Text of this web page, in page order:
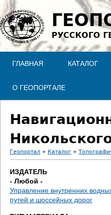
Jump to
РУССКОГО
ГЛАВНАЯ КАТАЛОГ
О ГЕОПОРТАЛЕ
В
ы
з
Геопортал » Каталог »
ИЗДАТЕЛЬ
- Любой -
Управление внутренних
путей и шоссейных дорог